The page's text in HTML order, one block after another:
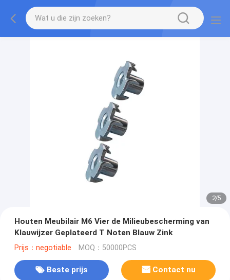
2/5
Houten Meubilair M6 Vier de Milieubescherming van
Klauwijzer Geplateerd T Noten Blauw Zink
Prijs：negotiable MOQ：50000PCS
Beste prijs Contact nu